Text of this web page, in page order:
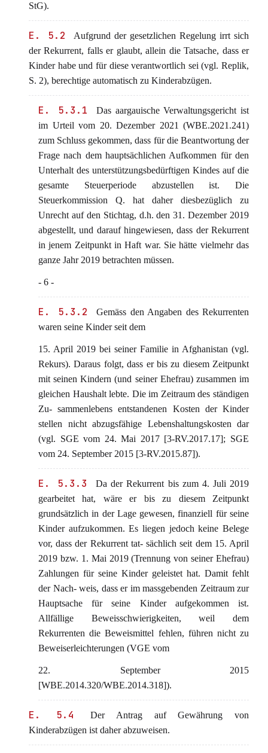
StG).
E. 5.2
Aufgrund der gesetzlichen Regelung irrt sich
der Rekurrent, falls er glaubt, allein die Tatsache, dass er
Kinder habe und für diese verantwortlich sei (vgl. Replik,
S. 2), berechtige automatisch zu Kinderabzügen.
E. 5.3.1
Das aargauische Verwaltungsgericht ist
im Urteil vom 20. Dezember 2021 (WBE.2021.241)
zum Schluss gekommen, dass für die Beantwortung der
Frage nach dem hauptsächlichen Aufkommen für den
Unterhalt des unterstützungsbedürftigen Kindes auf die
gesamte Steuerperiode abzustellen ist. Die
Steuerkommission Q. hat daher diesbezüglich zu
Unrecht auf den Stichtag, d.h. den 31. Dezember 2019
abgestellt, und darauf hingewiesen, dass der Rekurrent
in jenem Zeitpunkt in Haft war. Sie hätte vielmehr das
ganze Jahr 2019 betrachten müssen.
- 6 -
E. 5.3.2
Gemäss den Angaben des Rekurrenten
waren seine Kinder seit dem
15. April 2019 bei seiner Familie in Afghanistan (vgl.
Rekurs). Daraus folgt, dass er bis zu diesem Zeitpunkt
mit seinen Kindern (und seiner Ehefrau) zusammen im
gleichen Haushalt lebte. Die im Zeitraum des ständigen
Zu- sammenlebens entstandenen Kosten der Kinder
stellen nicht abzugsfähige Lebenshaltungskosten dar
(vgl. SGE vom 24. Mai 2017 [3-RV.2017.17]; SGE
vom 24. September 2015 [3-RV.2015.87]).
E. 5.3.3
Da der Rekurrent bis zum 4. Juli 2019
gearbeitet hat, wäre er bis zu diesem Zeitpunkt
grundsätzlich in der Lage gewesen, finanziell für seine
Kinder aufzukommen. Es liegen jedoch keine Belege
vor, dass der Rekurrent tat- sächlich seit dem 15. April
2019 bzw. 1. Mai 2019 (Trennung von seiner Ehefrau)
Zahlungen für seine Kinder geleistet hat. Damit fehlt
der Nach- weis, dass er im massgebenden Zeitraum zur
Hauptsache für seine Kinder aufgekommen ist.
Allfällige Beweisschwierigkeiten, weil dem
Rekurrenten die Beweismittel fehlen, führen nicht zu
Beweiserleichterungen (VGE vom
22. September 2015
[WBE.2014.320/WBE.2014.318]).
E. 5.4
Der Antrag auf Gewährung von
Kinderabzügen ist daher abzuweisen.